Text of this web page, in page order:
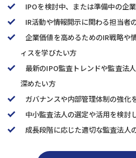
IPOを検討中、または準備中の企
IR活動や情報開示に関わる担当者
企業価値を高めるためのIR戦略や
ィスを学びたい方
最新のIPO監査トレンドや監査法
深めたい方
ガバナンスや内部管理体制の強化
中小監査法人の選定や活用を検討
成長段階に応じた適切な監査法人